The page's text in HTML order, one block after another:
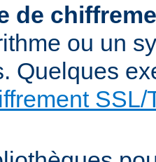
de
ou un
Quelques
SSL/